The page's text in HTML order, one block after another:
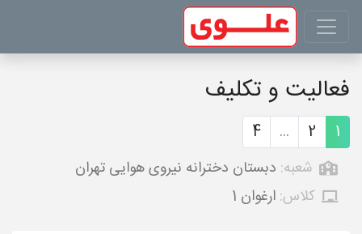
فعالیت و تکلیف
1
2
...
4
شعبه: دبستان دخترانه نیروی هوایی تهران
کلاس: ارغوان 1